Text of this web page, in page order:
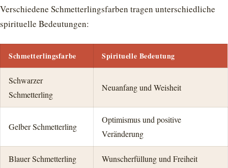
Verschiedene Schmetterlingsfarben tragen unterschiedliche
spirituelle Bedeutungen:
Schmetterlingsfarbe Spirituelle Bedeutung
Schwarzer
Schmetterling
Neuanfang und Weisheit
Gelber Schmetterling
Optimismus und positive
Veränderung
Blauer Schmetterling Wunscherfüllung und Freiheit